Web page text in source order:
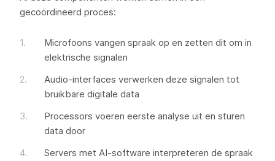
gecoördineerd proces:
Microfoons vangen spraak op en zetten dit om in
elektrische signalen
Audio-interfaces verwerken deze signalen tot
bruikbare digitale data
Processors voeren eerste analyse uit en sturen
data door
Servers met AI-software interpreteren de spraak